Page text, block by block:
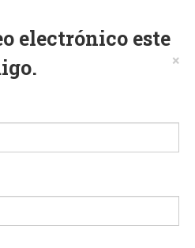
electrónico este
×